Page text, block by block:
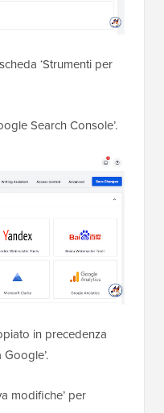
‘Strumenti per
Search Console’.
in precedenza
modifiche’ per